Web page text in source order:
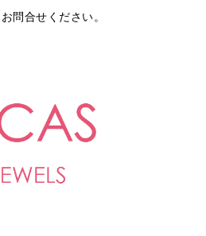
問合せください。